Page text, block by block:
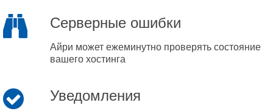
Серверные ошибки
Айри может ежеминутно проверять состояние
вашего хостинга
Уведомления